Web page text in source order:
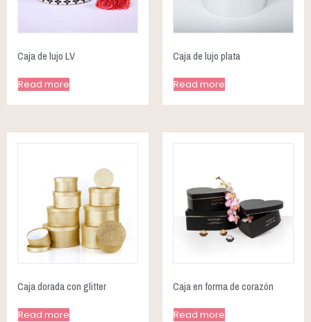
Caja de lujo LV
Read more
Caja de lujo plata
Read more
Caja dorada con glitter
Read more
Caja en forma de corazón
Read more